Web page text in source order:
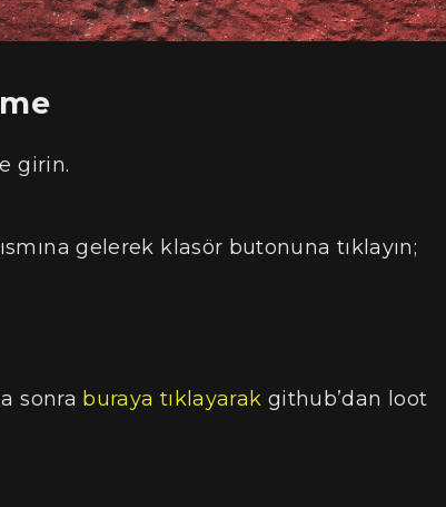
girin.
gelerek klasör butonuna tıklayın;
sonra buraya tıklayarak github’dan loot